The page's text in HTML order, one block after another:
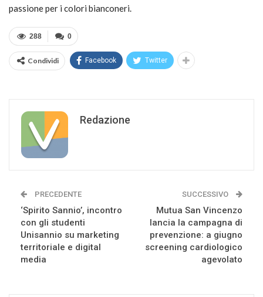
passione per i colori bianconeri.
0
288
Condividi Facebook Twitter
Redazione
PRECEDENTE
‘Spirito Sannio’, incontro
con gli studenti
Unisannio su marketing
territoriale e digital
media
SUCCESSIVO
Mutua San Vincenzo
lancia la campagna di
prevenzione: a giugno
screening cardiologico
agevolato